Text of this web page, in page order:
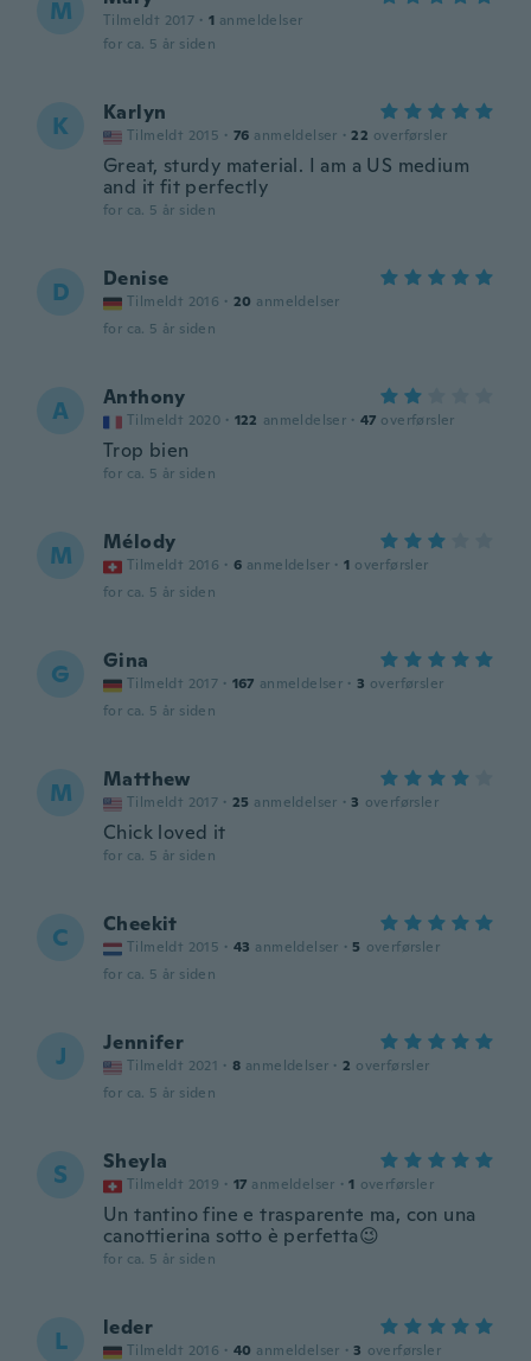
M Tilmeldt 2017 · 1 anmeldelser
for ca. 5 år siden
K Karlyn
Tilmeldt 2015 · 76 anmeldelser · 22 overførsler
Great, sturdy material. I am a US medium
and it fit perfectly
for ca. 5 år siden
D Denise
Tilmeldt 2016 · 20 anmeldelser
for ca. 5 år siden
A Anthony
Tilmeldt 2020 · 122 anmeldelser · 47 overførsler
Trop bien
for ca. 5 år siden
M Mélody
Tilmeldt 2016 · 6 anmeldelser · 1 overførsler
for ca. 5 år siden
G Gina
Tilmeldt 2017 · 167 anmeldelser · 3 overførsler
for ca. 5 år siden
M Matthew
Tilmeldt 2017 · 25 anmeldelser · 3 overførsler
Chick loved it
for ca. 5 år siden
C Cheekit
Tilmeldt 2015 · 43 anmeldelser · 5 overførsler
for ca. 5 år siden
J Jennifer
Tilmeldt 2021 · 8 anmeldelser · 2 overførsler
for ca. 5 år siden
S Sheyla
Tilmeldt 2019 · 17 anmeldelser · 1 overførsler
Un tantino fine e trasparente ma, con una
canottierina sotto è perfetta😉
for ca. 5 år siden
L leder
Tilmeldt 2016 · 40 anmeldelser · 3 overførsler